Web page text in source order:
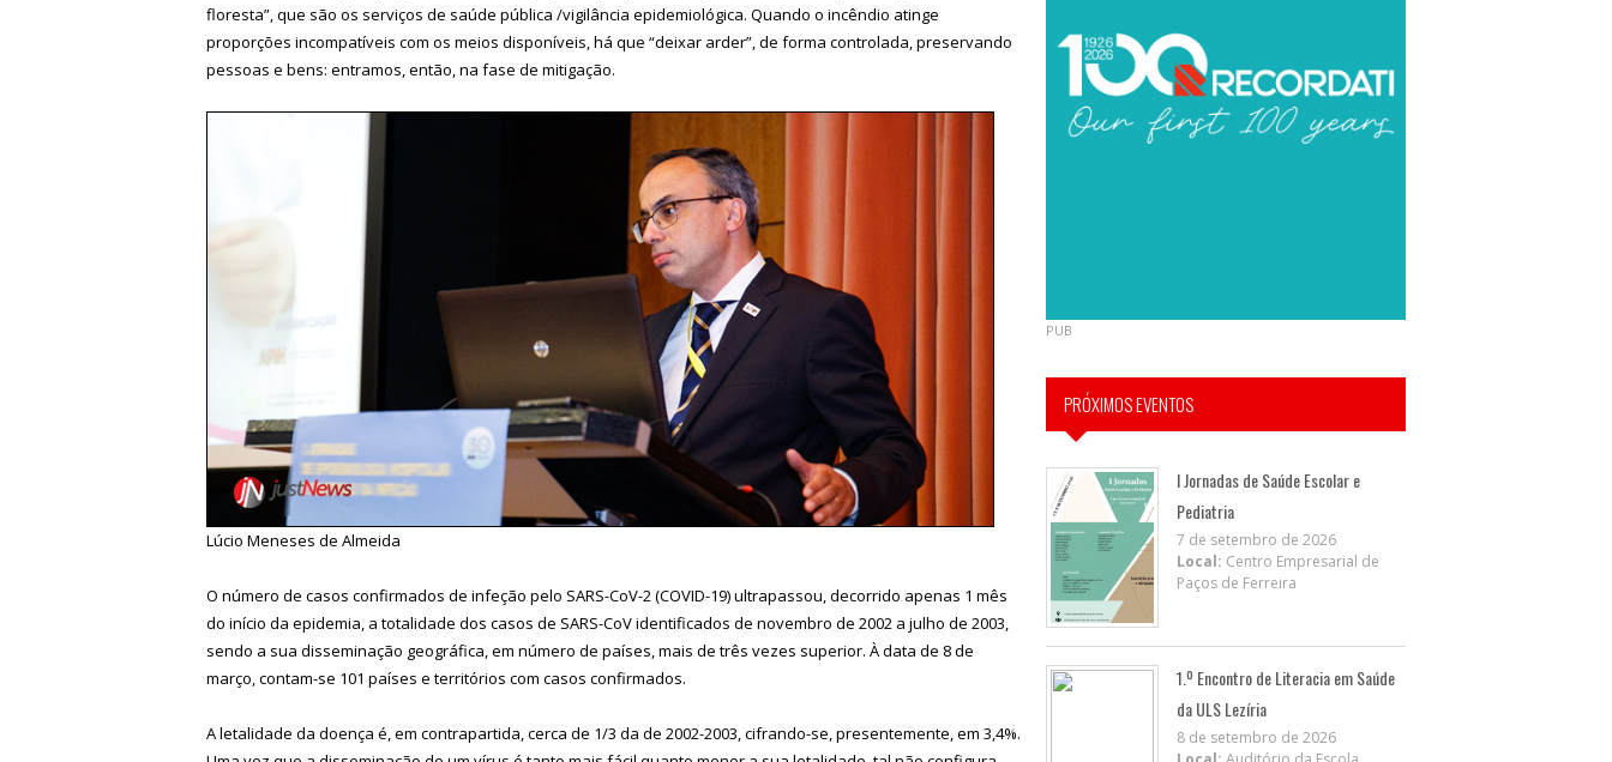
floresta”, que são os serviços de saúde pública /vigilância epidemiológica. Quando o incêndio atinge
proporções incompatíveis com os meios disponíveis, há que “deixar arder”, de forma controlada, preservando
pessoas e bens: entramos, então, na fase de mitigação.
Lúcio Meneses de Almeida
O número de casos confirmados de infeção pelo SARS-CoV-2 (COVID-19) ultrapassou, decorrido apenas 1 mês
do início da epidemia, a totalidade dos casos de SARS-CoV identificados de novembro de 2002 a julho de 2003,
sendo a sua disseminação geográfica, em número de países, mais de três vezes superior. À data de 8 de
março, contam-se 101 países e territórios com casos confirmados.
A letalidade da doença é, em contrapartida, cerca de 1/3 da de 2002-2003, cifrando-se, presentemente, em 3,4%.
PUB
PRÓXIMOS EVENTOS
I Jornadas de Saúde Escolar e
Pediatria
7 de setembro de 2026
Local: Centro Empresarial de
Paços de Ferreira
1.º Encontro de Literacia em Saúde
da ULS Lezíria
8 de setembro de 2026